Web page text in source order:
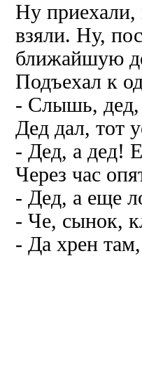
Hу приехали,
взяли. Hу,
ближайшую
Подъехал к
- Слышь, дед,
Дед дал, тот
- Дед, а дед!
Через час
- Дед, а еще
- Че, сынок,
- Да хрен